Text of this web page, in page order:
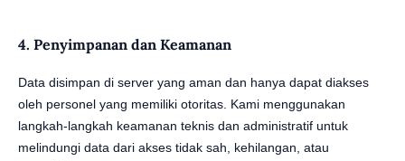
4. Penyimpanan dan Keamanan
Data disimpan di server yang aman dan hanya dapat diakses
oleh personel yang memiliki otoritas. Kami menggunakan
langkah-langkah keamanan teknis dan administratif untuk
melindungi data dari akses tidak sah, kehilangan, atau